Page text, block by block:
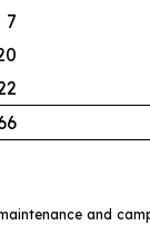
7
and